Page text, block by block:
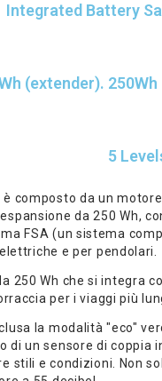
Integrated Battery
(extender).
5
è composto da un
da 250 Wh,
FSA (un sistema
e per pendolari.
250 Wh che si integra
per i viaggi più
la modalità "eco"
di un sensore di
stili e condizioni. Non